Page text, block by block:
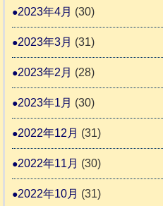
2023年4月 (30)
2023年3月 (31)
2023年2月 (28)
2023年1月 (30)
2022年12月 (31)
2022年11月 (30)
2022年10月 (31)